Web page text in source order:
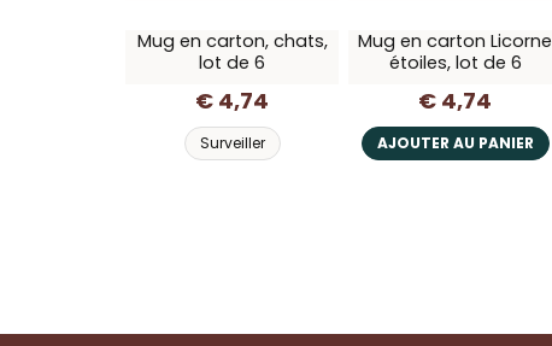
Mug en carton, chats,
lot de 6
€ 4,74
Surveiller
Mug en carton Licorne
étoiles, lot de 6
€ 4,74
AJOUTER AU PANIER